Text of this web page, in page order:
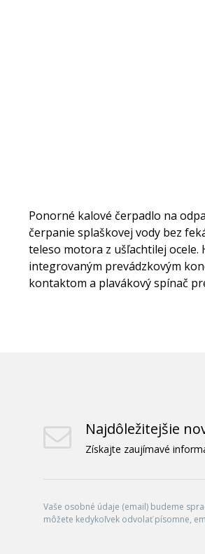
Ponorné kalové čerpadlo na
čerpanie splaškovej vody bez
teleso motora z ušľachtilej ocele.
integrovaným prevádzkovým
kontaktom a plavákový spínač
Najdôležitejšie
Získajte zaujímavé
Vaše osobné údaje (email) budeme
môžete kedykoľvek odvolať písomne,